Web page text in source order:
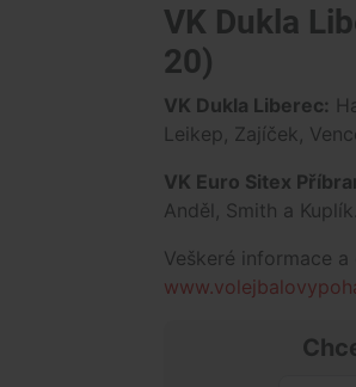
VK Dukla
20)
VK Dukla Liberec:
Leikep, Zajíček,
VK Euro Sitex
Anděl, Smith a
Veškeré informace